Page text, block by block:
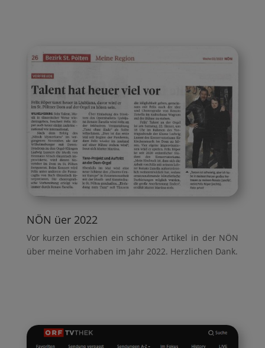
NÖN üer 2022
Vor kurzen erschien ein schöner Artikel in der NÖN
über meine Vorhaben im Jahr 2022. Herzlichen Dank.